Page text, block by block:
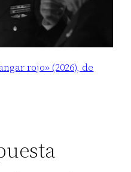
rojo» (2026), de